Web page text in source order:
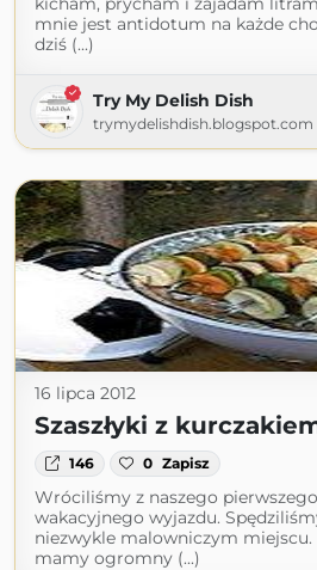
mnie jest antidotum na każde
dziś (...)
Try My Delish Dish
trymydelishdish.blogspot.com
16 lipca 2012
Szaszłyki z
146 0 Zapisz
Wróciliśmy z naszego
wakacyjnego wyjazdu.
niezwykle malowniczym
mamy ogromny (...)